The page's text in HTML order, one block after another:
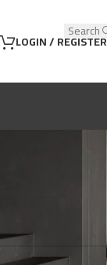
Search
LOGIN / REGISTER